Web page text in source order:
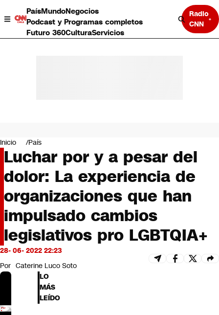
PaísMundoNegocios
Podcast y Programas completos
Futuro 360CulturaServicios
Radio
CNN
Negocios
Deportes
Programas completos
Cultura
Servicios
Bits
CNN Data
CNN tiempo
Futuro 360
Opinión
Inicio País
Luchar por y a pesar del
dolor: La experiencia de
organizaciones que han
impulsado cambios
legislativos pro LGBTQIA+
28- 06- 2022 22:23
Por Caterine Luco Soto
LO
MÁS
LEÍDO